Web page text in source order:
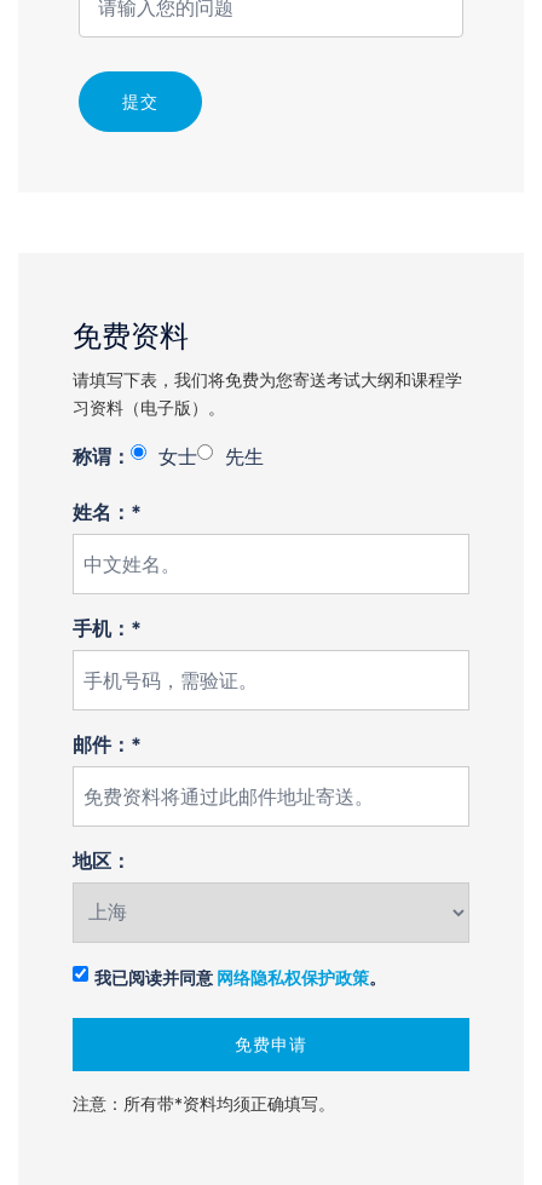
提交
免费资料
请填写下表，我们将免费为您寄送考试大纲和课程学
习资料（电子版）。
称谓： 女士 先生
姓名：*
手机：*
邮件：*
地区：
我已阅读并同意 网络隐私权保护政策。
注意：所有带*资料均须正确填写。